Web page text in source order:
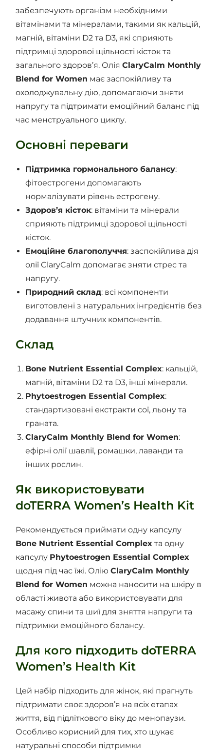
забезпечують організм необхідними
вітамінами та мінералами, такими як кальцій,
магній, вітаміни D2 та D3, які сприяють
підтримці здорової щільності кісток та
загального здоров’я. ОліяClaryCalm Monthly
Blend for Women має заспокійливу та
охолоджувальну дію, допомагаючи зняти
напругу та підтримати емоційний баланс під
час менструального циклу.
Основні переваги
Підтримка гормонального балансу:
фітоестрогени допомагають
нормалізувати рівень естрогену.
Здоров’я кісток: вітаміни та мінерали
сприяють підтримці здорової щільності
кісток.
Емоційне благополуччя: заспокійлива дія
олії ClaryCalm допомагає зняти стрес та
напругу.
Природний склад: всі компоненти
виготовлені з натуральних інгредієнтів без
додавання штучних компонентів.
Склад
Bone Nutrient Essential Complex: кальцій,
магній, вітаміни D2 та D3, інші мінерали.
Phytoestrogen Essential Complex:
стандартизовані екстракти сої, льону та
граната.
ClaryCalm Monthly Blend for Women:
ефірні олії шавлії, ромашки, лаванди та
інших рослин.
Як використовувати
doTERRA Women’s Health Kit
Рекомендується приймати одну капсулу
Bone Nutrient Essential Complex та одну
капсулу Phytoestrogen Essential Complex
щодня під час їжі. ОліюClaryCalm Monthly
Blend for Women можна наносити на шкіру в
області живота або використовувати для
масажу спини та шиї для зняття напруги та
підтримки емоційного балансу.
Для кого підходить doTERRA
Women’s Health Kit
Цей набір підходить для жінок, які прагнуть
підтримати своє здоров’я на всіх етапах
життя, від підліткового віку до менопаузи.
Особливо корисний для тих, хто шукає
натуральні способи підтримки